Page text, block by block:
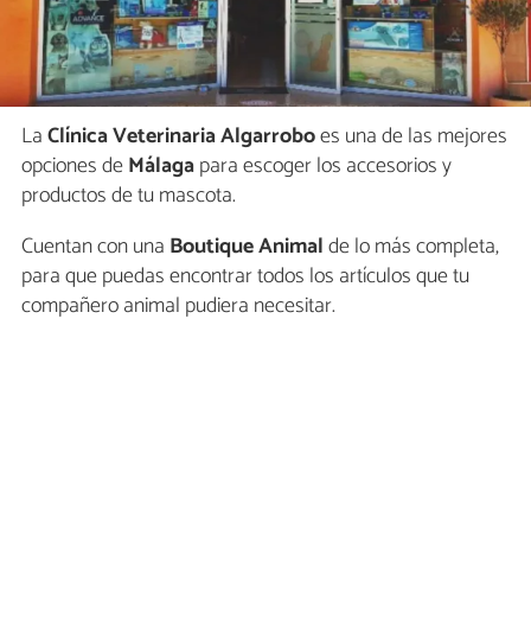
LaClínica Veterinaria Algarroboes una de las mejores
opciones deMálagapara escoger los accesorios y
productos de tu mascota.
Cuentan con una Boutique Animalde lo más completa,
para que puedas encontrar todos los artículos que tu
compañero animal pudiera necesitar.